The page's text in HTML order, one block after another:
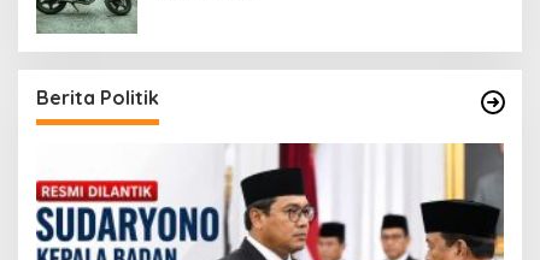
Berita Politik